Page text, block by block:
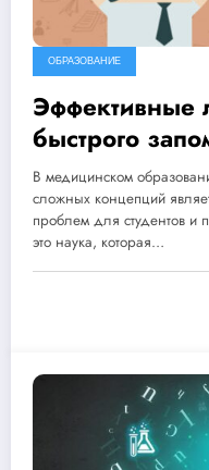
ОБРАЗОВАНИЕ
Эффективные
быстрого
медицинской
В медицинском
сложных концепций
проблем для студентов
это наука, которая…